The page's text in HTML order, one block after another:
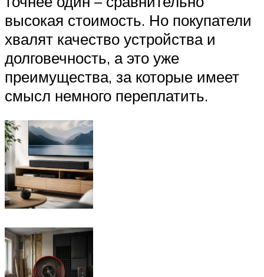
высокая стоимость. Но покупатели
хвалят качество устройства и
долговечность, а это уже
преимущества, за которые имеет
смысл немного переплатить.